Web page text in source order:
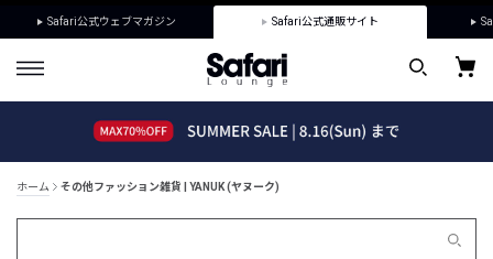
Safari公式ウェブマガジン Safari公式通販サイト
ホーム その他ファッション雑貨 | YANUK (ヤヌーク)